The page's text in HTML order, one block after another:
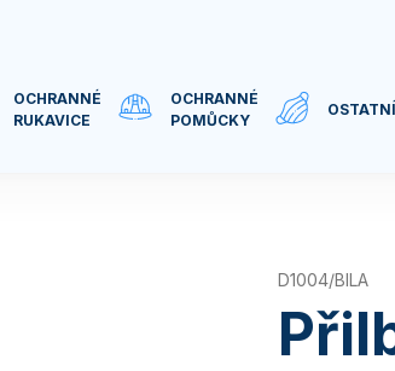
OCHRANNÉ
RUKAVICE
OCHRANNÉ
POMŮCKY
OSTATNÍ
D1004/BILA